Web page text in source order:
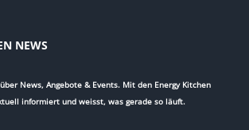
NEWS
News, Angebote & Events. Mit den Energy Kitchen
informiert und weisst, was gerade so läuft.